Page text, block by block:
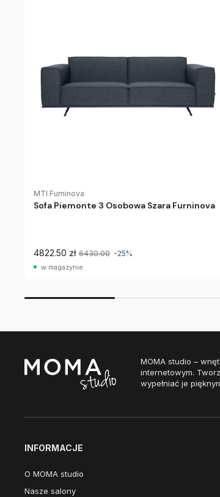
MTI Furninova
Sofa Piemonte 3 Osobowa Szara Furninova
4822.50 zł 6430.00 -25%
w magazynie
MOMA studio –
internetowym.
wypełniać je
INFORMACJE
O MOMA studio
Nasze salony